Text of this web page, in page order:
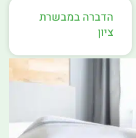
הדברה במבשרת
ציון